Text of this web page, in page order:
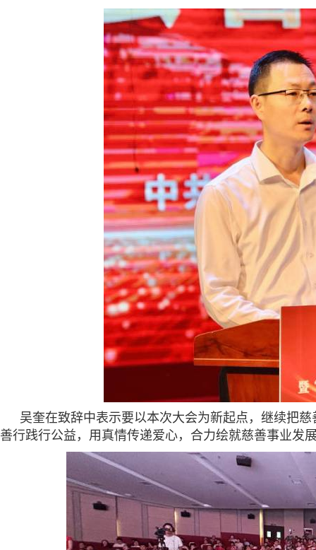
吴奎在致辞中表示要以本次大会为新起点，继续把
善行践行公益，用真情传递爱心，合力绘就慈善事业发